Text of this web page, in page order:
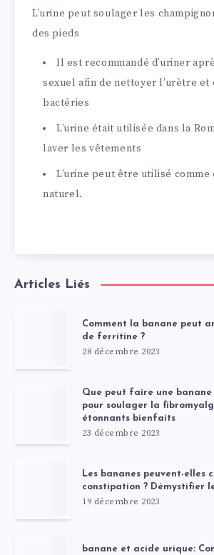
L’urine peut soulager les
des pieds
Il est recommandé d’uriner
sexuel afin de nettoyer l’urètre et
bactéries
L’urine était utilisée dans la
laver les vêtements
L’urine peut être utilisé comme
naturel.
Articles Liés
Comment la banane peut
de ferritine ?
28 décembre 2023
Que peut faire une banane
pour soulager la
étonnants bienfaits
23 décembre 2023
Les bananes peuvent-elles
constipation ? Démystifier
19 décembre 2023
banane et acide urique: